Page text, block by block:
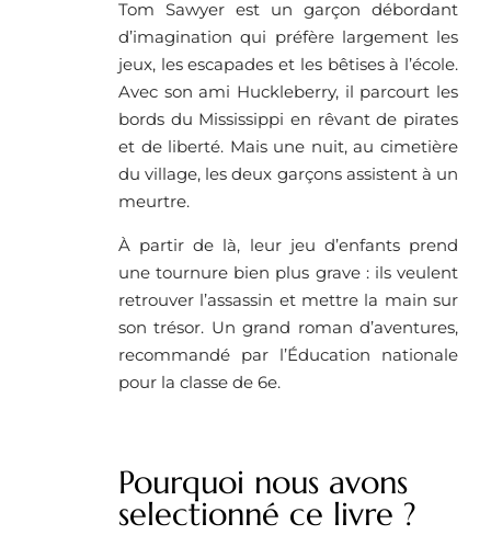
Tom Sawyer est un garçon débordant
d’imagination qui préfère largement les
jeux, les escapades et les bêtises à l’école.
Avec son ami Huckleberry, il parcourt les
bords du Mississippi en rêvant de pirates
et de liberté. Mais une nuit, au cimetière
du village, les deux garçons assistent à un
meurtre.
À partir de là, leur jeu d’enfants prend
une tournure bien plus grave : ils veulent
retrouver l’assassin et mettre la main sur
son trésor. Un grand roman d’aventures,
recommandé par l’Éducation nationale
pour la classe de 6e.
Pourquoi nous avons
selectionné ce livre ? ​